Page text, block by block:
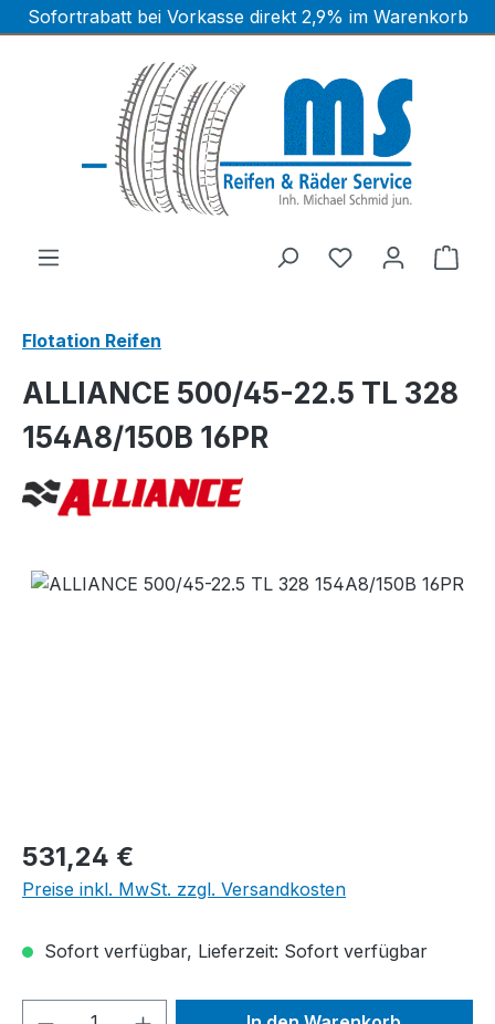
Zum Hauptinhalt springen
Sofortrabatt bei Vorkasse direkt 2,9% im Warenkorb
Flotation Reifen
ALLIANCE 500/45-22.5 TL 328
154A8/150B 16PR
Bildergalerie überspringen
Regulärer Preis:
531,24 €
Preise inkl. MwSt. zzgl. Versandkosten
Sofort verfügbar, Lieferzeit: Sofort verfügbar
Produkt Anzahl: Gib den